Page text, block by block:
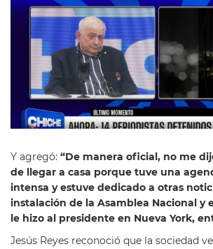
Y agregó: “De manera oficial, no me
de llegar a casa porque tuve una
intensa y estuve dedicado a otras
instalación de la Asamblea Nacional y
le hizo al presidente en Nueva York,
Jesús Reyes reconoció que la sociedad